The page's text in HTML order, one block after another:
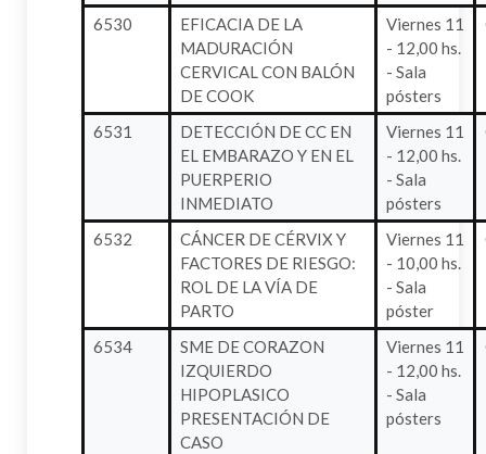
6530
EFICACIA DE LA
MADURACIÓN
CERVICAL CON BALÓN
DE COOK
Viernes 11
- 12,00 hs.
- Sala
pósters
6531
DETECCIÓN DE CC EN
EL EMBARAZO Y EN EL
PUERPERIO
INMEDIATO
Viernes 11
- 12,00 hs.
- Sala
pósters
6532
CÁNCER DE CÉRVIX Y
FACTORES DE RIESGO:
ROL DE LA VÍA DE
PARTO
Viernes 11
- 10,00 hs.
- Sala
póster
6534
SME DE CORAZON
IZQUIERDO
HIPOPLASICO
PRESENTACIÓN DE
CASO
Viernes 11
- 12,00 hs.
- Sala
pósters